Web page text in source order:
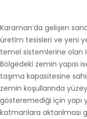
Karaman’da gelişen
üretim tesisleri ve yeni
temel sistemlerine olan
Bölgedeki zemin yapısı
taşıma kapasitesine
zemin koşullarında
gösteremediği için yapı
katmanlara aktarılması